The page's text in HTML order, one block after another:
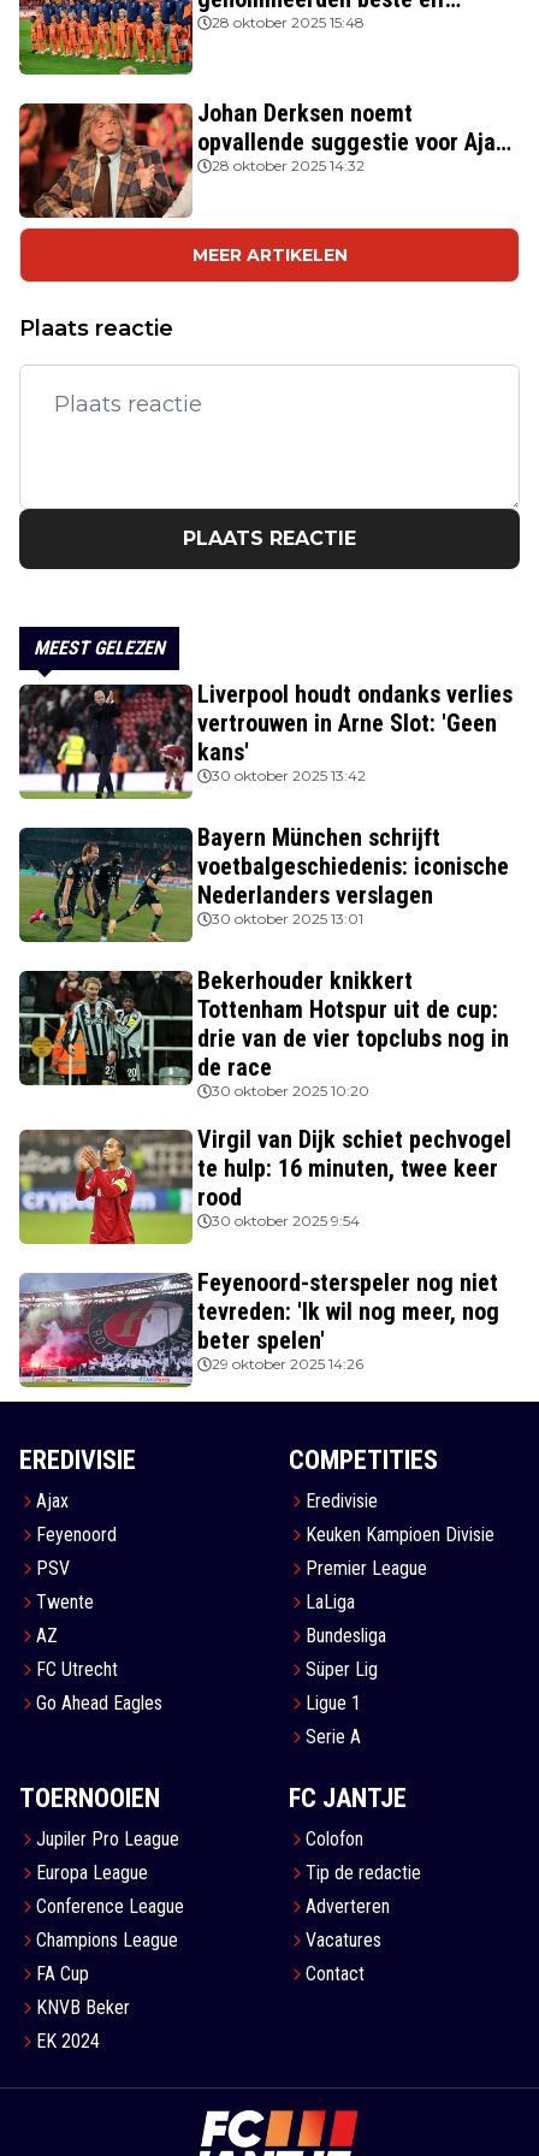
FIFPRO
28 oktober 2025 15:48
Johan Derksen noemt
opvallende suggestie voor Ajax:
'Wacht op hem als opvolger van
28 oktober 2025 14:32
MEER ARTIKELEN
Plaats reactie
PLAATS REACTIE
MEEST GELEZEN
Liverpool houdt ondanks verlies
vertrouwen in Arne Slot: 'Geen
kans'
30 oktober 2025 13:42
Bayern München schrijft
voetbalgeschiedenis: iconische
Nederlanders verslagen
30 oktober 2025 13:01
Bekerhouder knikkert
Tottenham Hotspur uit de cup:
drie van de vier topclubs nog in
de race
30 oktober 2025 10:20
Virgil van Dijk schiet pechvogel
te hulp: 16 minuten, twee keer
rood
30 oktober 2025 9:54
Feyenoord-sterspeler nog niet
tevreden: 'Ik wil nog meer, nog
beter spelen'
29 oktober 2025 14:26
EREDIVISIE
Ajax
Feyenoord
PSV
Twente
AZ
FC Utrecht
Go Ahead Eagles
COMPETITIES
Eredivisie
Keuken Kampioen Divisie
Premier League
LaLiga
Bundesliga
Süper Lig
Ligue 1
Serie A
TOERNOOIEN
Jupiler Pro League
Europa League
Conference League
Champions League
FA Cup
KNVB Beker
EK 2024
FC JANTJE
Colofon
Tip de redactie
Adverteren
Vacatures
Contact